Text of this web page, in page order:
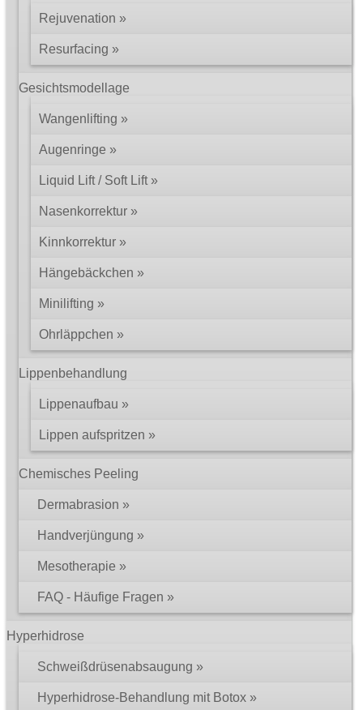
Rejuvenation
Resurfacing
Gesichtsmodellage
Wangenlifting
Augenringe
Liquid Lift / Soft Lift
Nasenkorrektur
Kinnkorrektur
Hängebäckchen
Minilifting
Ohrläppchen
Lippenbehandlung
Lippenaufbau
Lippen aufspritzen
Chemisches Peeling
Dermabrasion
Handverjüngung
Mesotherapie
FAQ - Häufige Fragen
Hyperhidrose
Schweißdrüsenabsaugung
Hyperhidrose-Behandlung mit Botox